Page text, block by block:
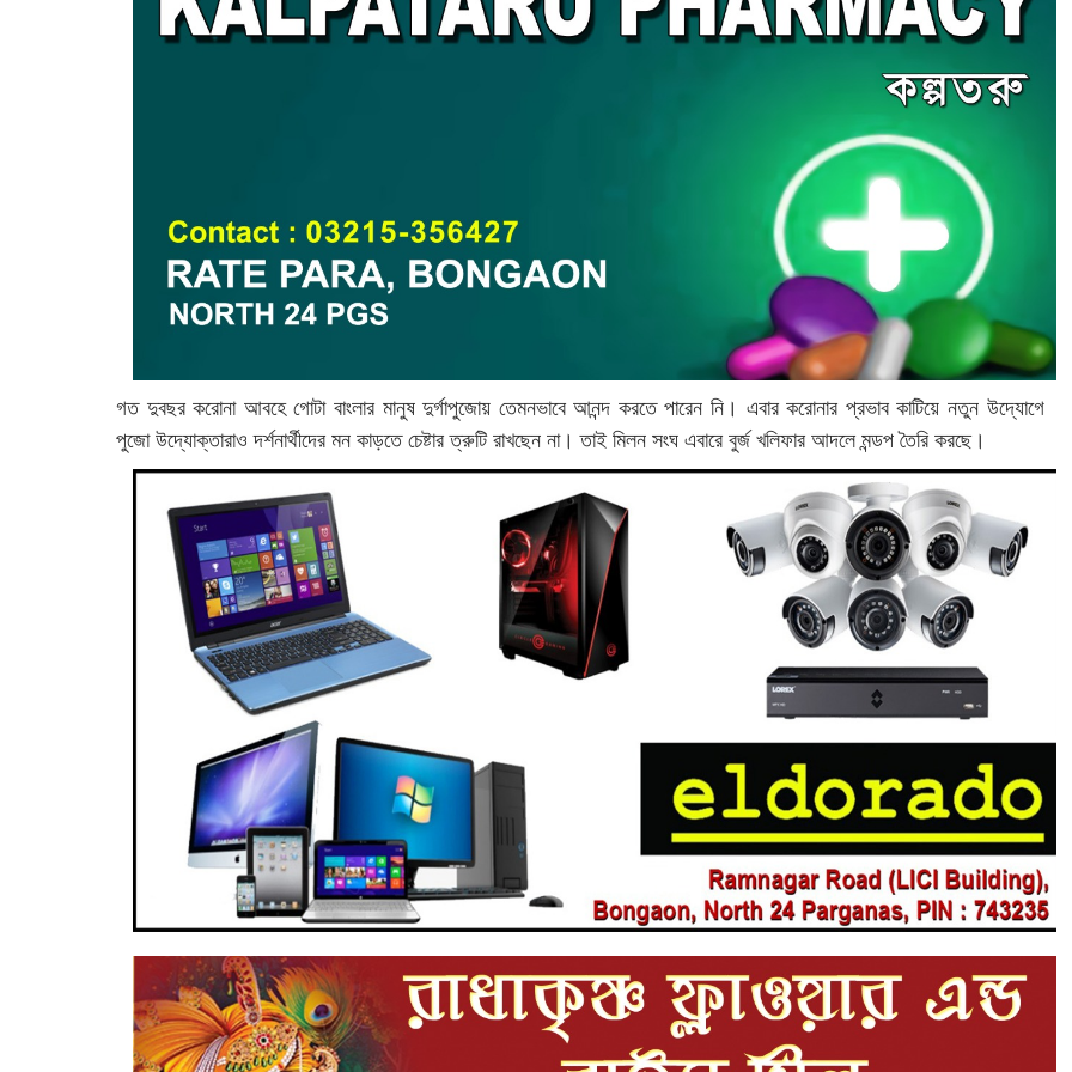
গত দুবছর করোনা আবহে গোটা বাংলার মানুষ দুর্গাপুজোয় তেমনভাবে আনন্দ করতে পারেন নি। এবার করোনার প্রভাব কাটিয়ে নতুন উদ্যোগে
পুজো উদ্যোক্তারাও দর্শনার্থীদের মন কাড়তে চেষ্টার ত্রুটি রাখছেন না। তাই মিলন সংঘ এবারে বুর্জ খলিফার আদলে মন্ডপ তৈরি করছে।